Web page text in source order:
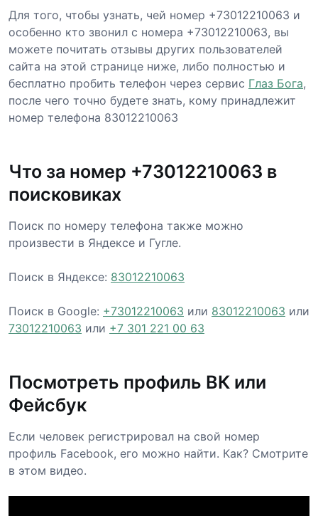
Для того, чтобы узнать, чей номер +73012210063 и
особенно кто звонил с номера +73012210063, вы
можете почитать отзывы других пользователей
сайта на этой странице ниже, либо полностью и
бесплатно пробить телефон через сервис Глаз Бога,
после чего точно будете знать, кому принадлежит
номер телефона 83012210063
Что за номер +73012210063 в
поисковиках
Поиск по номеру телефона также можно
произвести в Яндексе и Гугле.
Поиск в Яндексе: 83012210063
Поиск в Google: +73012210063 или 83012210063 или
73012210063 или +7 301 221 00 63
Посмотреть профиль ВК или
Фейсбук
Если человек регистрировал на свой номер
профиль Facebook, его можно найти. Как? Смотрите
в этом видео.